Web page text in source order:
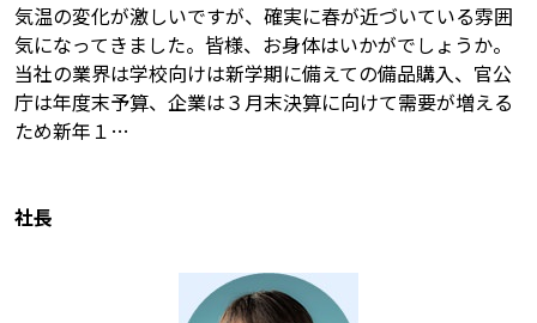
気温の変化が激しいですが、確実に春が近づいている雰囲
気になってきました。皆様、お身体はいかがでしょうか。
当社の業界は学校向けは新学期に備えての備品購入、官公
庁は年度末予算、企業は３月末決算に向けて需要が増える
ため新年１…
社長